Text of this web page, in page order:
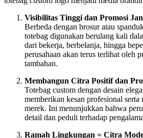
Visibilitas Tinggi dan Promosi
Berbeda dengan brosur atau
totebag digunakan berulang kali
dari bekerja, berbelanja, hingga
perusahaan akan terus terlihat oleh
tambahan.
Membangun Citra Positif dan
Totebag custom dengan desain
memberikan kesan profesional serta
merek. Ini menunjukkan bahwa
detail dan peduli terhadap
Ramah Lingkungan = Citra